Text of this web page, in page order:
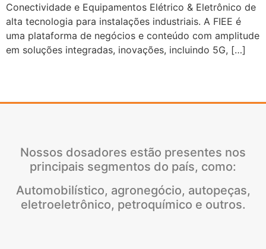
Conectividade e Equipamentos Elétrico & Eletrônico de
alta tecnologia para instalações industriais. A FIEE é
uma plataforma de negócios e conteúdo com amplitude
em soluções integradas, inovações, incluindo 5G, […]
Nossos dosadores estão presentes nos
principais segmentos do país, como:
Automobilístico, agronegócio, autopeças,
eletroeletrônico, petroquímico e outros.